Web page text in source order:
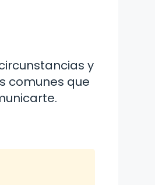
y
comunes que